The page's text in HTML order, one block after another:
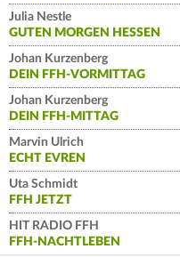
Julia Nestle
GUTEN MORGEN HESSEN
Johan Kurzenberg
DEIN FFH-VORMITTAG
Johan Kurzenberg
DEIN FFH-MITTAG
Marvin Ulrich
ECHT EVREN
Uta Schmidt
FFH JETZT
HIT RADIO FFH
FFH-NACHTLEBEN